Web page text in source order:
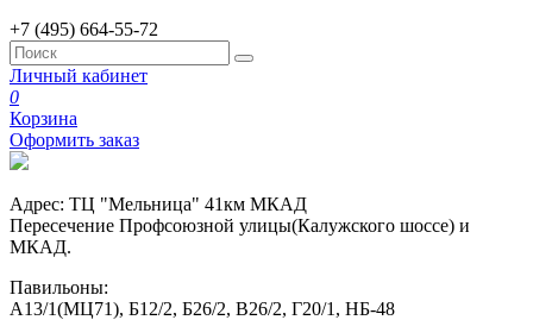
+7 (495) 664-55-72
Личный кабинет
0
Корзина
Оформить заказ
Адрес: ТЦ "Мельница" 41км МКАД
Пересечение Профсоюзной улицы(Калужского шоссе) и
МКАД.
Павильоны:
А13/1(МЦ71), Б12/2, Б26/2, В26/2, Г20/1, НБ-48